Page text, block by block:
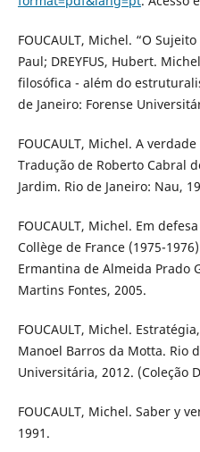
FOUCAULT, Michel. “O
Paul; DREYFUS, Hubert.
filosófica - além do
de Janeiro: Forense
FOUCAULT, Michel. A
Tradução de Roberto Cabral
Jardim. Rio de Janeiro: Nau,
FOUCAULT, Michel. Em
Collège de France (1975-
Ermantina de Almeida Prado
Martins Fontes, 2005.
FOUCAULT, Michel.
Manoel Barros da Motta. Rio
Universitária, 2012. (Coleção
FOUCAULT, Michel. Saber y
1991.